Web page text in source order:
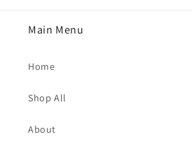
Main Menu
Home
Shop All
About